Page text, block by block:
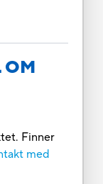
OM
Finner
med